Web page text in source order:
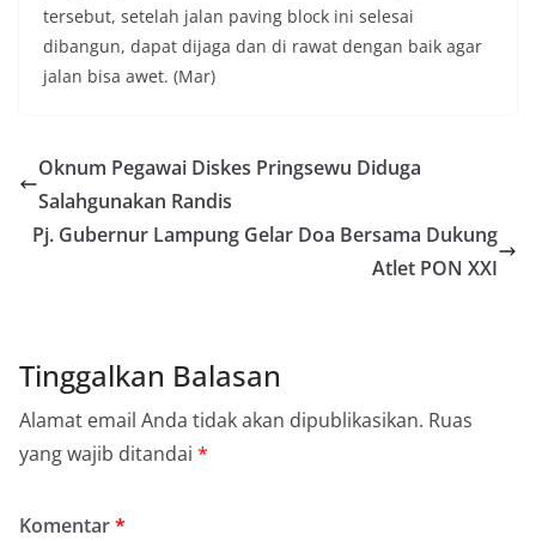
tersebut, setelah jalan paving block ini selesai
dibangun, dapat dijaga dan di rawat dengan baik agar
jalan bisa awet. (Mar)
Oknum Pegawai Diskes Pringsewu Diduga
Salahgunakan Randis
Pj. Gubernur Lampung Gelar Doa Bersama Dukung
Atlet PON XXI
Tinggalkan Balasan
Alamat email Anda tidak akan dipublikasikan. Ruas
yang wajib ditandai *
Komentar*